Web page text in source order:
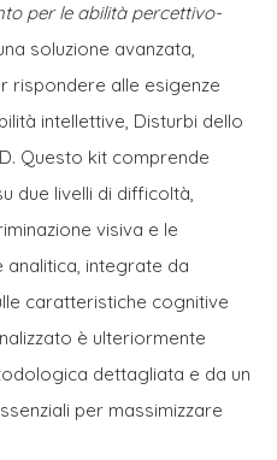
per le abilità percettivo-
soluzione avanzata,
rispondere alle esigenze
intellettive, Disturbi dello
Questo kit comprende
due livelli di difficoltà,
visiva e le
analitica, integrate da
caratteristiche cognitive
è ulteriormente
dettagliata e da un
per massimizzare